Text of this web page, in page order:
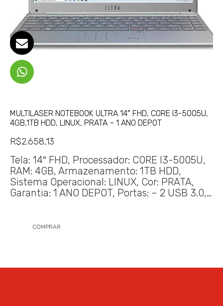
MULTILASER NOTEBOOK ULTRA 14″ FHD, CORE I3-5005U,
4GB,1TB HDD, LINUX, PRATA – 1 ANO DEPOT
R$2.658,13
Tela: 14″ FHD, Processador: CORE I3-5005U,
RAM: 4GB, Armazenamento: 1TB HDD,
Sistema Operacional: LINUX, Cor: PRATA,
Garantia: 1 ANO DEPOT, Portas: – 2 USB 3.0,…
COMPRAR